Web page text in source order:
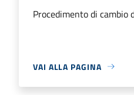
Procedimento di cambio
VAI ALLA PAGINA